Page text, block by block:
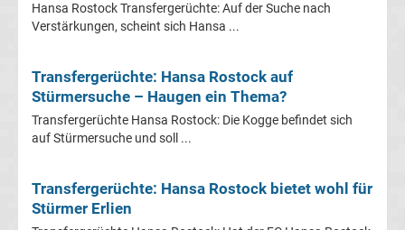
Eintracht
Transfergerüchte
Frankfurt
Hansa Rostock Transfergerüchte: Auf der Suche nach
Verstärkungen, scheint sich Hansa ...
Transfergerüchte: Hansa Rostock auf
Stürmersuche – Haugen ein Thema?
Transfergerüchte Hansa Rostock: Die Kogge befindet sich
auf Stürmersuche und soll ...
Transfergerüchte: Hansa Rostock bietet wohl für
Stürmer Erlien